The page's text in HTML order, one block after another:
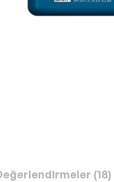
(18)